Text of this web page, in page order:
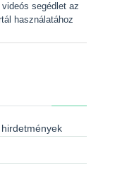
segédlet az
használatához